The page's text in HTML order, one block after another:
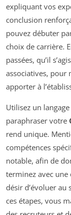
expliquant vos
conclusion
pouvez débuter
choix de carrière.
passées, qu’il
associatives, pour
apporter à
Utilisez un
paraphraser votre
rend unique.
compétences
notable, afin de
terminez avec
désir d’évoluer
ces étapes, vous